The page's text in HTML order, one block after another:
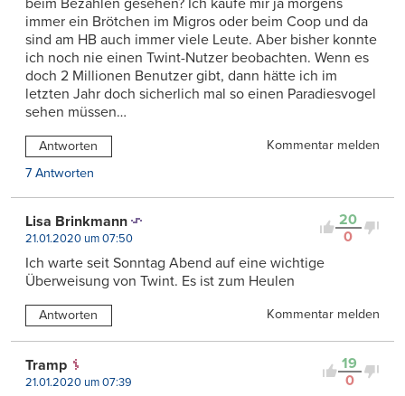
immer ein Brötchen im Migros oder beim Coop und da
sind am HB auch immer viele Leute. Aber bisher konnte
ich noch nie einen Twint-Nutzer beobachten. Wenn es
doch 2 Millionen Benutzer gibt, dann hätte ich im
letzten Jahr doch sicherlich mal so einen Paradiesvogel
sehen müssen…
Antworten
Kommentar melden
7 Antworten
20
0
Lisa Brinkmann
21.01.2020 um 07:50
Ich warte seit Sonntag Abend auf eine wichtige
Überweisung von Twint. Es ist zum Heulen
Antworten Kommentar melden
19
0
Tramp
21.01.2020 um 07:39